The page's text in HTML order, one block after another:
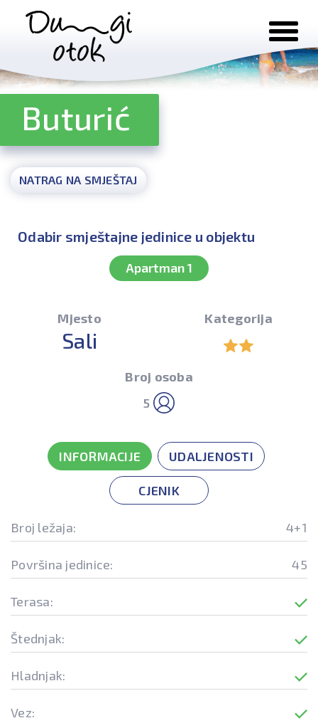
Preskoči na sadržaj
Buturić
NATRAG NA SMJEŠTAJ
Odabir smještajne jedinice u objektu
Apartman 1
Mjesto
Sali
Kategorija
Broj osoba
5
INFORMACIJE UDALJENOSTI
CJENIK
Broj ležaja: 4+1
Površina jedinice: 45
Terasa:
Štednjak:
Hladnjak:
Vez: